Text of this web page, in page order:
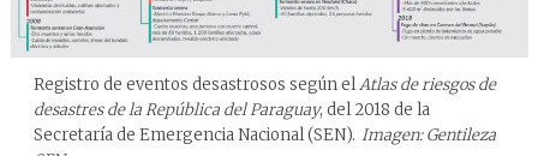
Registro de eventos desastrosos según elAtlas de riesgos de
desastres de la República del Paraguay, del 2018 de la
Secretaría de Emergencia Nacional (SEN). Imagen: Gentileza